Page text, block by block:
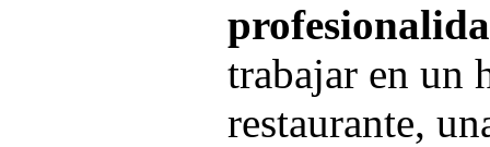
trabajar en un
restaurante,